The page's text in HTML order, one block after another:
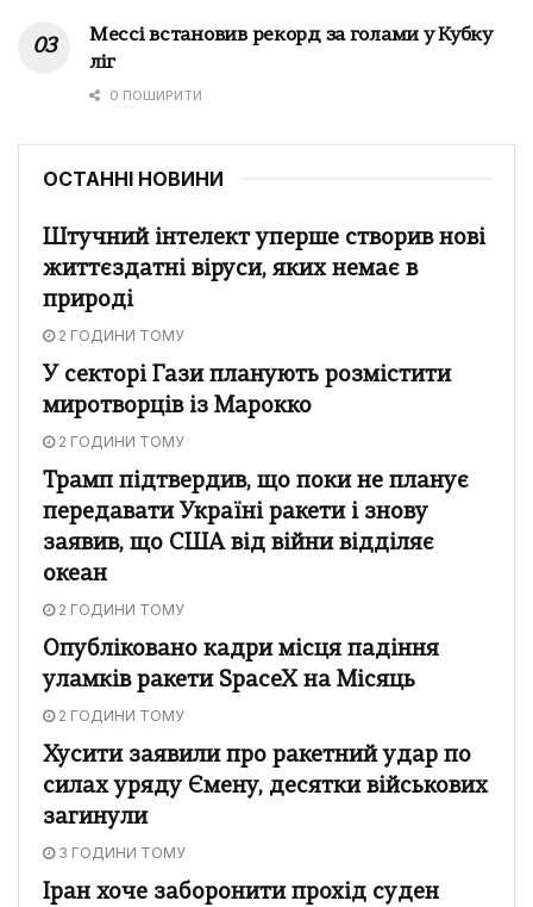
Мессі встановив рекорд за голами у Кубку
ліг
0 ПОШИРИТИ
ОСТАННІ НОВИНИ
Штучний інтелект уперше створив нові
життєздатні віруси, яких немає в
природі
2 ГОДИНИ ТОМУ
У секторі Гази планують розмістити
миротворців із Марокко
2 ГОДИНИ ТОМУ
Трамп підтвердив, що поки не планує
передавати Україні ракети і знову
заявив, що США від війни відділяє
океан
2 ГОДИНИ ТОМУ
Опубліковано кадри місця падіння
уламків ракети SpaceX на Місяць
2 ГОДИНИ ТОМУ
Хусити заявили про ракетний удар по
силах уряду Ємену, десятки військових
загинули
3 ГОДИНИ ТОМУ
Іран хоче заборонити прохід суден